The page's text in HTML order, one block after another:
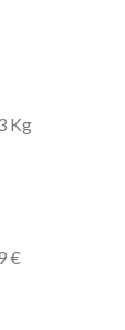
Kg
€